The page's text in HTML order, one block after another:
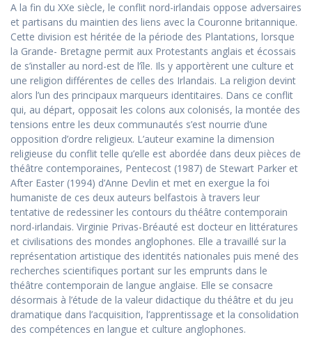
A la fin du XXe siècle, le conflit nord-irlandais oppose adversaires
et partisans du maintien des liens avec la Couronne britannique.
Cette division est héritée de la période des Plantations, lorsque
la Grande- Bretagne permit aux Protestants anglais et écossais
de s’installer au nord-est de l’île. Ils y apportèrent une culture et
une religion différentes de celles des Irlandais. La religion devint
alors l’un des principaux marqueurs identitaires. Dans ce conflit
qui, au départ, opposait les colons aux colonisés, la montée des
tensions entre les deux communautés s’est nourrie d’une
opposition d’ordre religieux. L’auteur examine la dimension
religieuse du conflit telle qu’elle est abordée dans deux pièces de
théâtre contemporaines, Pentecost (1987) de Stewart Parker et
After Easter (1994) d’Anne Devlin et met en exergue la foi
humaniste de ces deux auteurs belfastois à travers leur
tentative de redessiner les contours du théâtre contemporain
nord-irlandais. Virginie Privas-Bréauté est docteur en littératures
et civilisations des mondes anglophones. Elle a travaillé sur la
représentation artistique des identités nationales puis mené des
recherches scientifiques portant sur les emprunts dans le
théâtre contemporain de langue anglaise. Elle se consacre
désormais à l’étude de la valeur didactique du théâtre et du jeu
dramatique dans l’acquisition, l’apprentissage et la consolidation
des compétences en langue et culture anglophones.